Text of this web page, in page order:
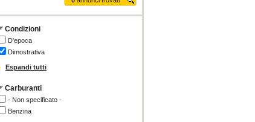
Condizioni
D'epoca
Dimostrativa
Espandi tutti
Carburanti
- Non specificato -
Benzina